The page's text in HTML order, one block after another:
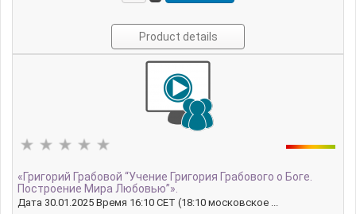
Product details
«Григорий Грабовой “Учение Григория Грабового о Боге.
Построение Мира Любовью”».
Дата 30.01.2025 Время 16:10 CET (18:10 московское ...